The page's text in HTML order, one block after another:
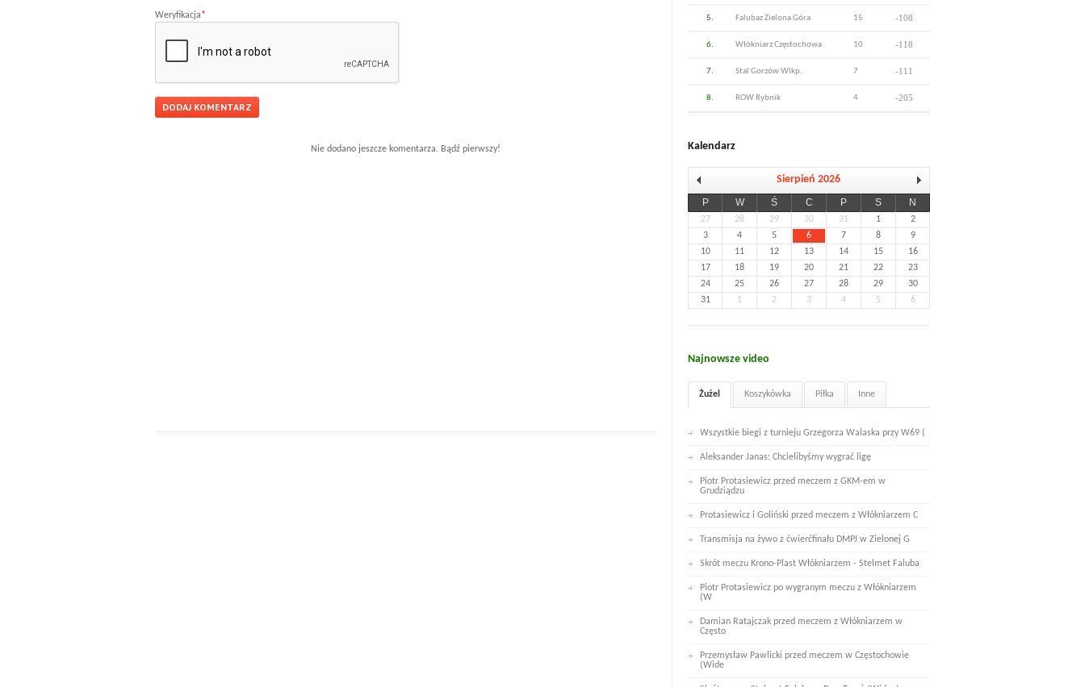
Weryfikacja*
Nie dodano jeszcze komentarza. Bądź pierwszy!
5. Falubaz Zielona Góra 15 -108
6. Włókniarz Częstochowa 10 -118
7. Stal Gorzów Wlkp. 7 -111
8. ROW Rybnik 4 -205
Kalendarz
Sierpień 2026
P W Ś C P S N
27 28 29 30 31 1
2
3
4 5 6 7 8
9
10
11 12 13 14 15
16
17
18 19 20 21 22
23
24
25 26 27 28 29
30
31
1 2 3 4 5 6
Najnowsze video
Żużel Koszykówka Piłka Inne
Wszystkie biegi z turnieju Grzegorza Walaska przy W69 (
Aleksander Janas: Chcielibyśmy wygrać ligę
Piotr Protasiewicz przed meczem z GKM-em w
Grudziądzu
Protasiewicz i Goliński przed meczem z Włókniarzem C
Transmisja na żywo z ćwierćfinału DMPJ w Zielonej G
Skrót meczu Krono-Plast Włókniarzem - Stelmet Faluba
Piotr Protasiewicz po wygranym meczu z Włókniarzem
(W
Damian Ratajczak przed meczem z Włókniarzem w
Często
Przemysław Pawlicki przed meczem w Częstochowie
(Wide